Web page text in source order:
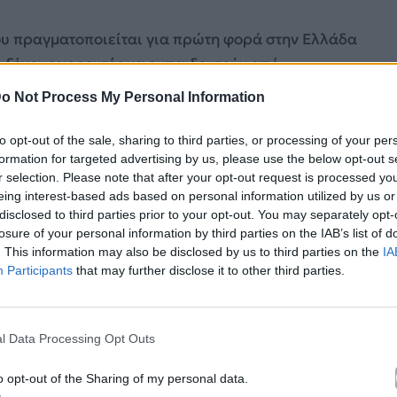
Not Process My Personal Information
opt-out of the sale, sharing to third parties, or processing of your
for targeted advertising by us, please use the below opt-out
selection. Please note that after your opt-out request is processed
interest-based ads based on personal information utilized by us
to third parties prior to your opt-out. You may separately
of your personal information by third parties on the IAB’s list of
This information may also be disclosed by us to third parties on the
Participants that may further disclose it to other third parties.
Data Processing Opt Outs
opt-out of the Sharing of my personal data.
πραγματοποιείται για πρώτη φορά στην Ελλάδα
χορευτές να εκπαιδευτούν από
Αμερική, και να καθιερωθεί σαν το ετήσιο,
μιας ώρας και δέκα λεπτών, διάφορα
auditions.
κατά τη διάρκεια του σεμιναρίου είναι:
Funk και πολλά άλλα.